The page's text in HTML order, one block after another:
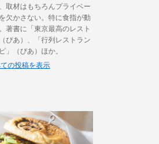
取材はもちろんプライベー
欠かさない。特に食指が動
著書に「東京最高のレスト
ぴあ）、「行列レストラン
」（ぴあ）ほか。
の投稿を表示